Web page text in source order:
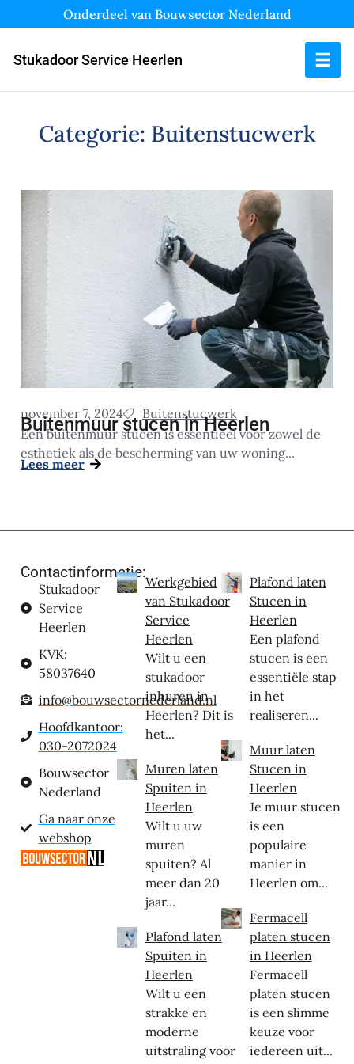
Onderdeel van Bouwsector Nederland
Stukadoor Service Heerlen
Categorie: Buitenstucwerk
november 7, 2024 Buitenstucwerk
Buitenmuur stucen in Heerlen
Een buitenmuur stucen is essentieel voor zowel de
esthetiek als de bescherming van uw woning...
Lees meer
Contactinformatie:
Stukadoor
Service
Heerlen
KVK:
58037640
info@bouwsectornederland.nl
Hoofdkantoor:
030-2072024
Bouwsector
Nederland
Ga naar onze
webshop
Werkgebied
van Stukadoor
Service
Heerlen
Wilt u een
stukadoor
inhuren in
Heerlen? Dit is
het...
Muren laten
Spuiten in
Heerlen
Wilt u uw
muren
spuiten? Al
meer dan 20
jaar...
Plafond laten
Spuiten in
Heerlen
Wilt u een
strakke en
moderne
uitstraling voor
Plafond laten
Stucen in
Heerlen
Een plafond
stucen is een
essentiële stap
in het
realiseren...
Muur laten
Stucen in
Heerlen
Je muur stucen
is een
populaire
manier in
Heerlen om...
Fermacell
platen stucen
in Heerlen
Fermacell
platen stucen
is een slimme
keuze voor
iedereen uit...